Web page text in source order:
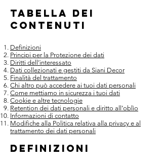
TABELLA DEI
CONTENUTI
Definizioni
Principi per la Protezione dei dati
Diritti dell’interessato
Dati collezionati e gestiti da Siani Decor
Finalità del trattamento
Chi altro può accedere ai tuoi dati personali
Come mettiamo in sicurezza i tuoi dati
Cookie e altre tecnologie
Retention dei dati personali e diritto all’oblìo
Informazioni di contatto
Modifiche alla Politica relativa alla privacy e al
trattamento dei dati personali
DEFINIZIONI